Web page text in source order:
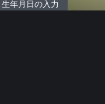
生年月日の入力